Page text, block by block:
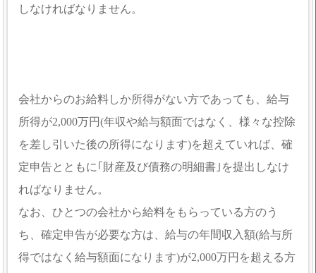
しなければなりません。
会社からのお給料しか所得がない方であっても、給与
所得が2,000万円(年収や給与額面ではなく、様々な控除
を差し引いた後の所得になります)を超えていれば、確
定申告とともに｢財産及び債務の明細書｣を提出しなけ
ればなりません。
なお、ひとつの会社から給料をもらっている方のう
ち、確定申告が必要な方は、給与の年間収入額(給与所
得ではなく給与額面になります)が2,000万円を超える方